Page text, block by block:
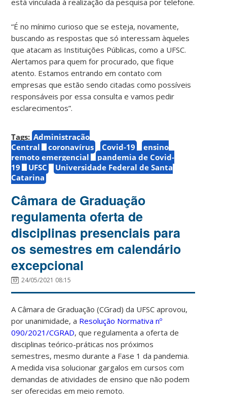
“É no mínimo curioso que se esteja, novamente,
buscando as respostas que só interessam àqueles
que atacam as Instituições Públicas, como a UFSC.
Alertamos para quem for procurado, que fique
atento. Estamos entrando em contato com
empresas que estão sendo citadas como possíveis
responsáveis por essa consulta e vamos pedir
esclarecimentos”.
Tags: Administração
Central
coronavírus Covid-19
ensino
remoto emergencial
pandemia de Covid-
19
UFSC
Universidade Federal de Santa
Catarina
Câmara de Graduação
regulamenta oferta de
disciplinas presenciais para
os semestres em calendário
excepcional
24/05/2021 08:15
A Câmara de Graduação (CGrad) da UFSC aprovou,
por unanimidade, a Resolução Normativa nº
090/2021/CGRAD, que regulamenta a oferta de
disciplinas teórico-práticas nos próximos
semestres, mesmo durante a Fase 1 da pandemia.
A medida visa solucionar gargalos em cursos com
demandas de atividades de ensino que não podem
ser oferecidas em meio remoto.